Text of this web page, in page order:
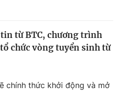
từ BTC, chương trình
tổ chức vòng tuyển sinh từ
chính thức khởi động và mở